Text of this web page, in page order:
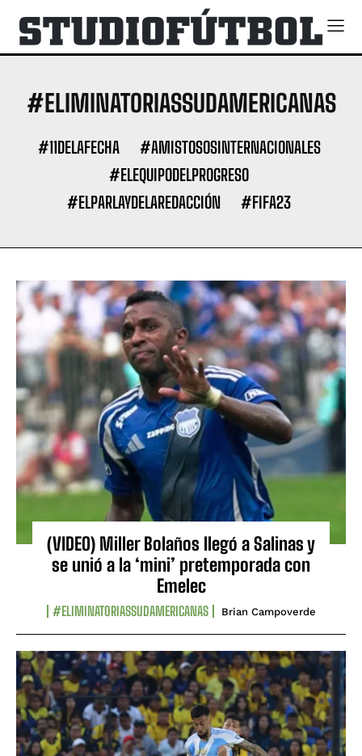
#ELIMINATORIASSUDAMERICANAS
#11DELAFECHA
#AMISTOSOSINTERNACIONALES
#ELEQUIPODELPROGRESO
#ELPARLAYDELAREDACCIÓN
#FIFA23
(VIDEO) Miller Bolaños llegó a Salinas y
se unió a la ‘mini’ pretemporada con
Emelec
#ELIMINATORIASSUDAMERICANAS Brian Campoverde